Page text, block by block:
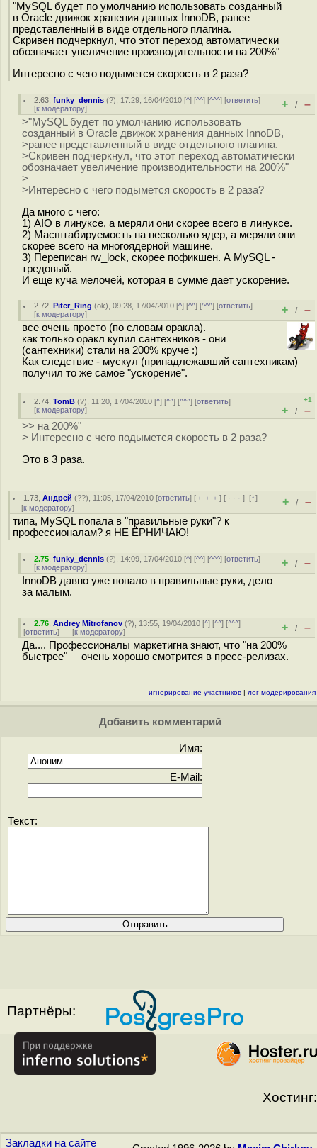
"MySQL будет по умолчанию использовать созданный
в Oracle движок хранения данных InnoDB, ранее
представленный в виде отдельного плагина.
Скривен подчеркнул, что этот переход автоматически
обозначает увеличение производительности на 200%"
Интересно с чего подымется скорость в 2 раза?
2.63 ,funky_dennis (?), 17:29, 16/04/2010 [^] [^^] [^^^] [ответить]
[к модератору] + / –
>"MySQL будет по умолчанию использовать
созданный в Oracle движок хранения данных InnoDB,
>ранее представленный в виде отдельного плагина.
>Скривен подчеркнул, что этот переход автоматически
обозначает увеличение производительности на 200%"
>
>Интересно с чего подымется скорость в 2 раза?
Да много с чего:
1) AIO в линуксе, а меряли они скорее всего в линуксе.
2) Масштабируемость на несколько ядер, а меряли они
скорее всего на многоядерной машине.
3) Переписан rw_lock, скорее пофикшен. А MySQL -
тредовый.
И еще куча мелочей, которая в сумме дает ускорение.
2.72 ,Piter_Ring (ok), 09:28, 17/04/2010 [^] [^^] [^^^] [ответить]
[к модератору] + / –
все очень просто (по словам оракла).
как только оракл купил сантехников - они
(сантехники) стали на 200% круче :)
Как следствие - мускул (принадлежавший сантехникам)
получил то же самое "ускорение".
2.74 ,TomB (?), 11:20, 17/04/2010 [^] [^^] [^^^] [ответить]
[к модератору]
+1
+ / –
>> на 200%"
> Интересно с чего подымется скорость в 2 раза?
Это в 3 раза.
1.73 ,Андрей (??), 11:05, 17/04/2010 [ответить] [ ﹢﹢﹢] [ · · ·][↑]
[к модератору] + / –
типа, MySQL попала в "правильные руки"? к
профессионалам? я НЕ ЁРНИЧАЮ!
2.75 ,funky_dennis (?), 14:09, 17/04/2010 [^] [^^] [^^^] [ответить]
[к модератору] + / –
InnoDB давно уже попало в правильные руки, дело
за малым.
2.76 ,Andrey Mitrofanov (?), 13:55, 19/04/2010 [^] [^^] [^^^]
[ответить] [к модератору] + / –
Да.... Профессионалы маркетигна знают, что "на 200%
быстрее" __очень хорошо смотрится в пресс-релизах.
игнорирование участников | лог модерирования
Добавить комментарий
Имя:
E-Mail:
Текст:
Партнёры:
Хостинг:
Закладки на сайте